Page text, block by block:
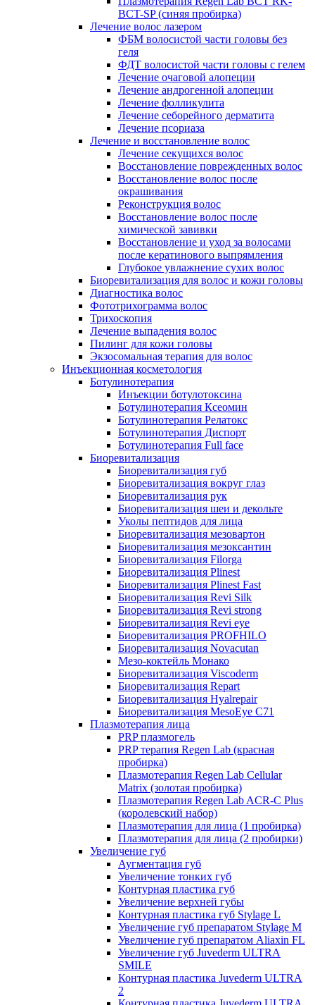
BCT-SP (синяя пробирка)
Лечение волос лазером
ФБМ волосистой части головы без
геля
ФДТ волосистой части головы с гелем
Лечение очаговой алопеции
Лечение андрогенной алопеции
Лечение фолликулита
Лечение себорейного дерматита
Лечение псориаза
Лечение и восстановление волос
Лечение секущихся волос
Восстановление поврежденных волос
Восстановление волос после
окрашивания
Реконструкция волос
Восстановление волос после
химической завивки
Восстановление и уход за волосами
после кератинового выпрямления
Глубокое увлажнение сухих волос
Биоревитализация для волос и кожи головы
Диагностика волос
Фототрихограмма волос
Трихоскопия
Лечение выпадения волос
Пилинг для кожи головы
Экзосомальная терапия для волос
Инъекционная косметология
Ботулинотерапия
Инъекции ботулотоксина
Ботулинотерапия Ксеомин
Ботулинотерапия Релатокс
Ботулинотерапия Диспорт
Ботулинотерапия Full face
Биоревитализация
Биоревитализация губ
Биоревитализация вокруг глаз
Биоревитализация рук
Биоревитализация шеи и декольте
Уколы пептидов для лица
Биоревитализация мезовартон
Биоревитализация мезоксантин
Биоревитализация Filorga
Биоревитализация Plinest
Биоревитализация Plinest Fast
Биоревитализация Revi Silk
Биоревитализация Revi strong
Биоревитализация Revi eye
Биоревитализация PROFHILO
Биоревитализация Novacutan
Мезо-коктейль Монако
Биоревитализация Viscoderm
Биоревитализация Repart
Биоревитализация Hyalrepair
Биоревитализация MesoEye C71
Плазмотерапия лица
PRP плазмогель
PRP терапия Regen Lab (красная
пробирка)
Плазмотерапия Regen Lab Cellular
Matrix (золотая пробирка)
Плазмотерапия Regen Lab ACR-C Plus
(королевский набор)
Плазмотерапия для лица (1 пробирка)
Плазмотерапия для лица (2 пробирки)
Увеличение губ
Аугментация губ
Увеличение тонких губ
Контурная пластика губ
Увеличение верхней губы
Контурная пластика губ Stylage L
Увеличение губ препаратом Stylage M
Увеличение губ препаратом Aliaxin FL
Увеличение губ Juvederm ULTRA
SMILE
Контурная пластика Juvederm ULTRA
2